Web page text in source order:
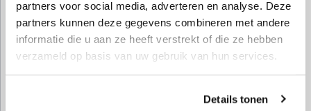
partners voor social media, adverteren en analyse. Deze
partners kunnen deze gegevens combineren met andere
informatie die u aan ze heeft verstrekt of die ze hebben
verzameld op basis van uw gebruik van hun services.
Details tonen
Prefa P.10
Zinkgrijs